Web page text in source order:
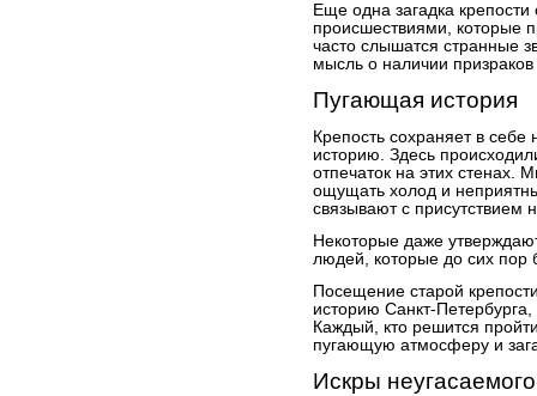
Еще одна загадка
происшествиями, которые
часто слышатся странные
мысль о наличии призраков
Пугающая история
Крепость сохраняет в
историю. Здесь
отпечаток на этих стенах.
ощущать холод и
связывают с присутствием
Некоторые даже
людей, которые до сих пор
Посещение старой
историю Санкт-
Каждый, кто решится
пугающую атмосферу и
Искры